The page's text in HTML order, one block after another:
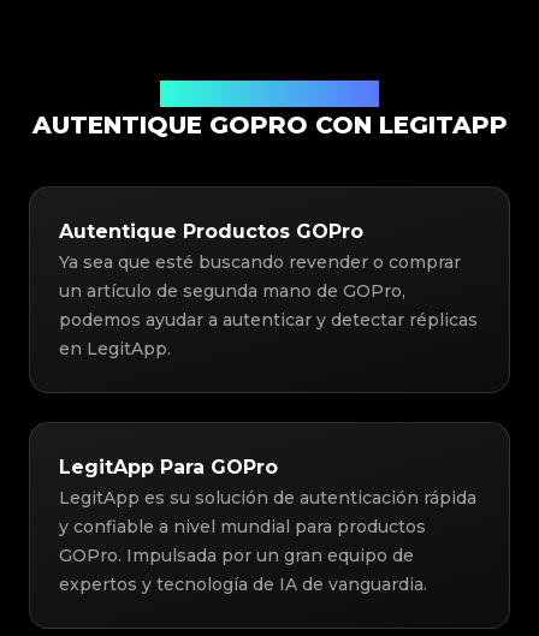
AUTENTIQUE GOPRO CON LEGITAPP
Autentique Productos GOPro
Ya sea que esté buscando revender o comprar
un artículo de segunda mano de GOPro,
podemos ayudar a autenticar y detectar réplicas
en LegitApp.
LegitApp Para GOPro
LegitApp es su solución de autenticación rápida
y confiable a nivel mundial para productos
GOPro. Impulsada por un gran equipo de
expertos y tecnología de IA de vanguardia.